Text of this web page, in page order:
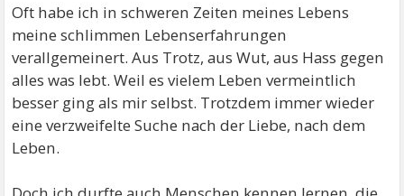
Oft habe ich in schweren Zeiten meines Lebens
meine schlimmen Lebenserfahrungen
verallgemeinert. Aus Trotz, aus Wut, aus Hass gegen
alles was lebt. Weil es vielem Leben vermeintlich
besser ging als mir selbst. Trotzdem immer wieder
eine verzweifelte Suche nach der Liebe, nach dem
Leben.